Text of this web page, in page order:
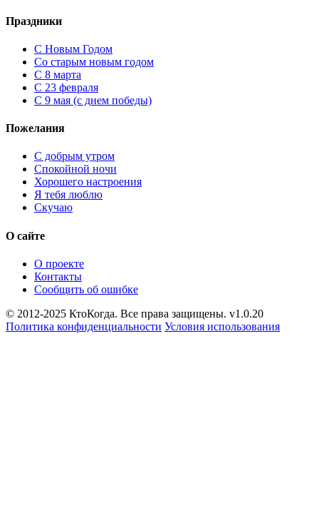
Праздники
C Новым Годом
Cо старым новым годом
С 8 марта
С 23 февраля
С 9 мая (с днем победы)
Пожелания
С добрым утром
Спокойной ночи
Хорошего настроения
Я тебя люблю
Скучаю
О сайте
О проекте
Контакты
Сообщить об ошибке
© 2012-2025 КтоКогда. Все права защищены. v1.0.20
Политика конфиденциальности Условия использования